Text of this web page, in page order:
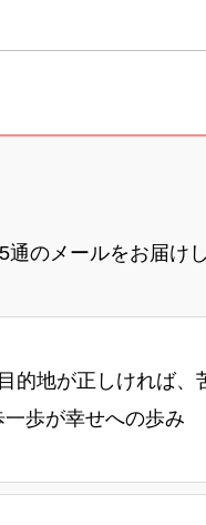
のメールをお届け
的地が正しければ
歩が幸せへの歩み